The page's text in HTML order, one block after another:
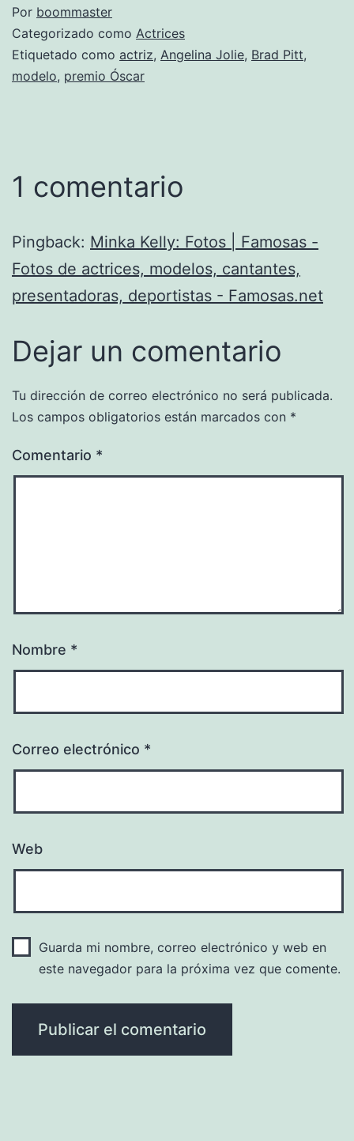
Por boommaster
Categorizado como Actrices
Etiquetado como actriz, Angelina Jolie, Brad Pitt,
modelo, premio Óscar
1 comentario
Pingback: Minka Kelly: Fotos | Famosas -
Fotos de actrices, modelos, cantantes,
presentadoras, deportistas - Famosas.net
Dejar un comentario
Tu dirección de correo electrónico no será publicada.
Los campos obligatorios están marcados con *
Comentario *
Nombre *
Correo electrónico *
Web
Guarda mi nombre, correo electrónico y web en
este navegador para la próxima vez que comente.